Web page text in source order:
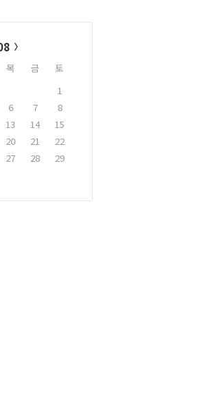
목 금
토
1
6 7
8
13 14
15
20 21
22
27 28
29